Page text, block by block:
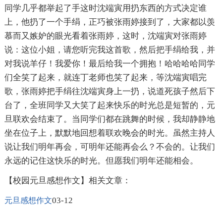
同学几乎都举起了手这时沈端寅用扔东西的方式决定谁
上，他扔了一个手绢，正巧被张雨婷接到了，大家都以羡
慕而又嫉妒的眼光看着张雨婷，这时，沈端寅对张雨婷
说：这位小姐，请您听完我这首歌，然后把手绢给我，并
对我说羊仔！我爱你！最后给我一个拥抱！哈哈哈哈同学
们全笑了起来，就连丁老师也笑了起来，等沈端寅唱完
歌，张雨婷把手绢往沈端寅身上一扔，说道死孩子然后下
台了，全班同学又大笑了起来快乐的时光总是短暂的，元
旦联欢会结束了。当同学们都在跳舞的时候，我却静静地
坐在位子上，默默地回想着联欢晚会的时光。虽然主持人
说让我们明年再会，可明年还能再会么？不会的。让我们
永远的记住这快乐的时光。但愿我们明年还能相会。
【校园元旦感想作文】相关文章：
元旦感想作文03-12